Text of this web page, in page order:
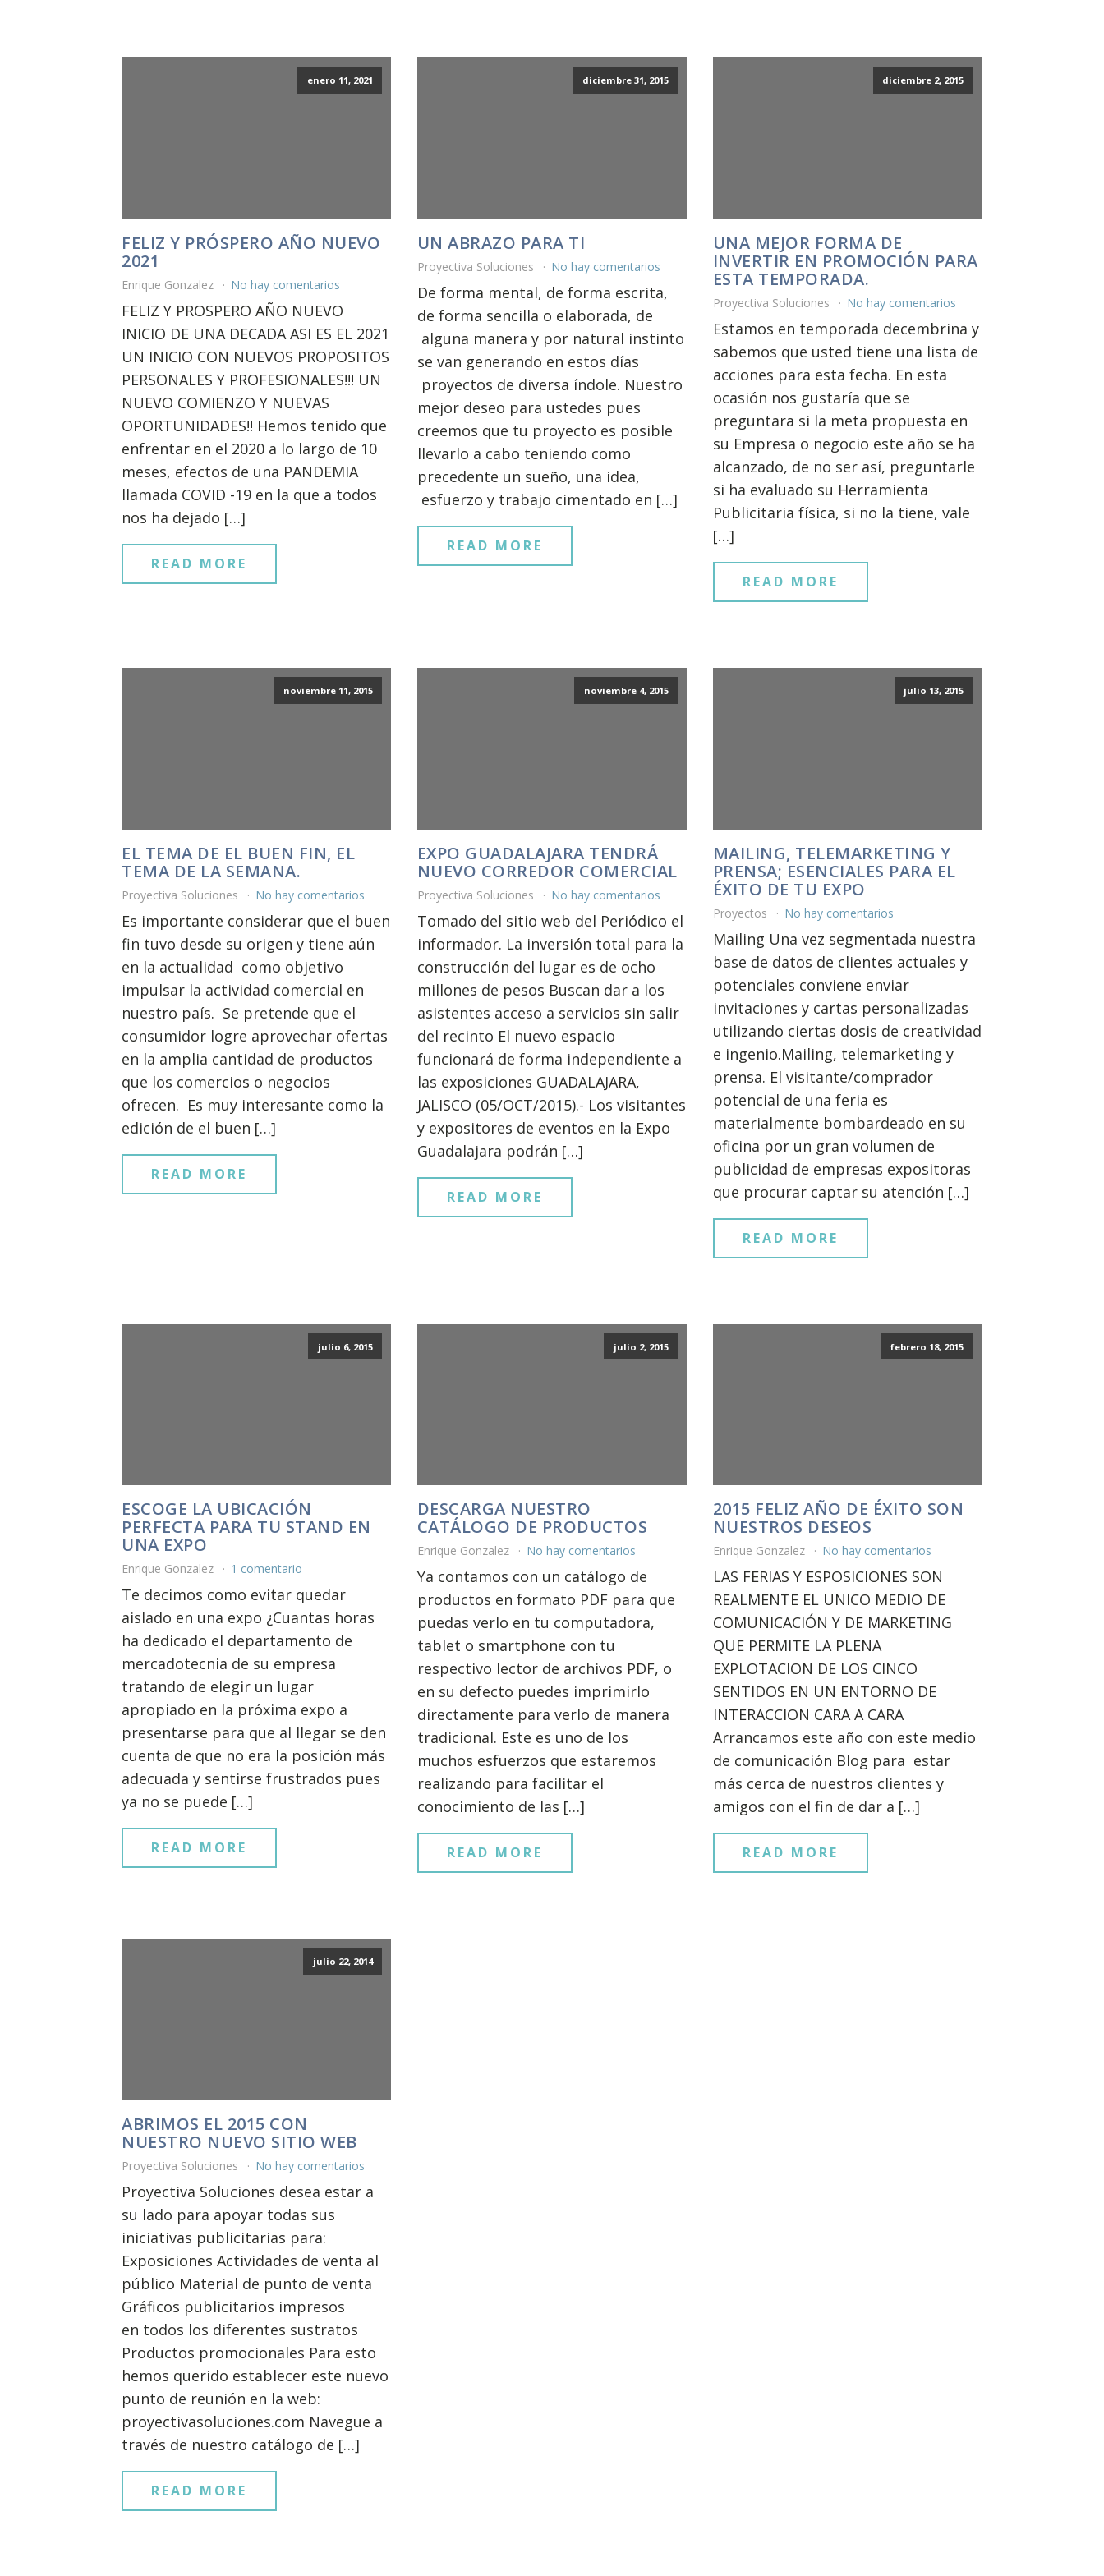
enero 11, 2021
FELIZ Y PRÓSPERO AÑO NUEVO
2021
Enrique Gonzalez No hay comentarios
FELIZ Y PROSPERO AÑO NUEVO
INICIO DE UNA DECADA ASI ES EL 2021
UN INICIO CON NUEVOS PROPOSITOS
PERSONALES Y PROFESIONALES!!! UN
NUEVO COMIENZO Y NUEVAS
OPORTUNIDADES!! Hemos tenido que
enfrentar en el 2020 a lo largo de 10
meses, efectos de una PANDEMIA
llamada COVID -19 en la que a todos
nos ha dejado […]
READ MORE
diciembre 31, 2015
UN ABRAZO PARA TI
Proyectiva Soluciones No hay comentarios
De forma mental, de forma escrita,
de forma sencilla o elaborada, de
alguna manera y por natural instinto
se van generando en estos días
proyectos de diversa índole. Nuestro
mejor deseo para ustedes pues
creemos que tu proyecto es posible
llevarlo a cabo teniendo como
precedente un sueño, una idea,
esfuerzo y trabajo cimentado en […]
READ MORE
diciembre 2, 2015
UNA MEJOR FORMA DE
INVERTIR EN PROMOCIÓN PARA
ESTA TEMPORADA.
Proyectiva Soluciones No hay comentarios
Estamos en temporada decembrina y
sabemos que usted tiene una lista de
acciones para esta fecha. En esta
ocasión nos gustaría que se
preguntara si la meta propuesta en
su Empresa o negocio este año se ha
alcanzado, de no ser así, preguntarle
si ha evaluado su Herramienta
Publicitaria física, si no la tiene, vale
[…]
READ MORE
noviembre 11, 2015
EL TEMA DE EL BUEN FIN, EL
TEMA DE LA SEMANA.
Proyectiva Soluciones No hay comentarios
Es importante considerar que el buen
fin tuvo desde su origen y tiene aún
en la actualidad como objetivo
impulsar la actividad comercial en
nuestro país. Se pretende que el
consumidor logre aprovechar ofertas
en la amplia cantidad de productos
que los comercios o negocios
ofrecen. Es muy interesante como la
edición de el buen […]
READ MORE
noviembre 4, 2015
EXPO GUADALAJARA TENDRÁ
NUEVO CORREDOR COMERCIAL
Proyectiva Soluciones No hay comentarios
Tomado del sitio web del Periódico el
informador. La inversión total para la
construcción del lugar es de ocho
millones de pesos Buscan dar a los
asistentes acceso a servicios sin salir
del recinto El nuevo espacio
funcionará de forma independiente a
las exposiciones GUADALAJARA,
JALISCO (05/OCT/2015).- Los visitantes
y expositores de eventos en la Expo
Guadalajara podrán […]
READ MORE
julio 13, 2015
MAILING, TELEMARKETING Y
PRENSA; ESENCIALES PARA EL
ÉXITO DE TU EXPO
Proyectos No hay comentarios
Mailing Una vez segmentada nuestra
base de datos de clientes actuales y
potenciales conviene enviar
invitaciones y cartas personalizadas
utilizando ciertas dosis de creatividad
e ingenio.Mailing, telemarketing y
prensa. El visitante/comprador
potencial de una feria es
materialmente bombardeado en su
oficina por un gran volumen de
publicidad de empresas expositoras
que procurar captar su atención […]
READ MORE
julio 6, 2015
ESCOGE LA UBICACIÓN
PERFECTA PARA TU STAND EN
UNA EXPO
Enrique Gonzalez 1 comentario
Te decimos como evitar quedar
aislado en una expo ¿Cuantas horas
ha dedicado el departamento de
mercadotecnia de su empresa
tratando de elegir un lugar
apropiado en la próxima expo a
presentarse para que al llegar se den
cuenta de que no era la posición más
adecuada y sentirse frustrados pues
ya no se puede […]
READ MORE
julio 2, 2015
DESCARGA NUESTRO
CATÁLOGO DE PRODUCTOS
Enrique Gonzalez No hay comentarios
Ya contamos con un catálogo de
productos en formato PDF para que
puedas verlo en tu computadora,
tablet o smartphone con tu
respectivo lector de archivos PDF, o
en su defecto puedes imprimirlo
directamente para verlo de manera
tradicional. Este es uno de los
muchos esfuerzos que estaremos
realizando para facilitar el
conocimiento de las […]
READ MORE
febrero 18, 2015
2015 FELIZ AÑO DE ÉXITO SON
NUESTROS DESEOS
Enrique Gonzalez No hay comentarios
LAS FERIAS Y ESPOSICIONES SON
REALMENTE EL UNICO MEDIO DE
COMUNICACIÓN Y DE MARKETING
QUE PERMITE LA PLENA
EXPLOTACION DE LOS CINCO
SENTIDOS EN UN ENTORNO DE
INTERACCION CARA A CARA
Arrancamos este año con este medio
de comunicación Blog para estar
más cerca de nuestros clientes y
amigos con el fin de dar a […]
READ MORE
julio 22, 2014
ABRIMOS EL 2015 CON
NUESTRO NUEVO SITIO WEB
Proyectiva Soluciones No hay comentarios
Proyectiva Soluciones desea estar a
su lado para apoyar todas sus
iniciativas publicitarias para:
Exposiciones Actividades de venta al
público Material de punto de venta
Gráficos publicitarios impresos
en todos los diferentes sustratos
Productos promocionales Para esto
hemos querido establecer este nuevo
punto de reunión en la web:
proyectivasoluciones.com Navegue a
través de nuestro catálogo de […]
READ MORE